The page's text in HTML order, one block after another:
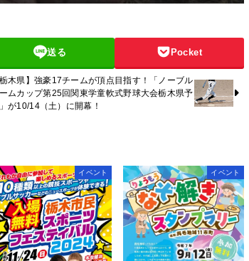
送る Pocket
栃木県】強豪17チームが頂点目指す！「ノーブル
ムカップ第25回関東学童軟式野球大会栃木県予
が10/14（土）に開幕！
イベント イベント